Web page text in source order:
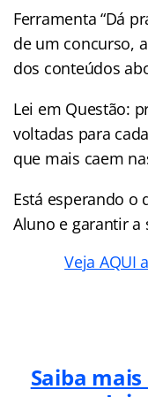
Ferramenta “Dá
de um concurso,
dos conteúdos
Lei em Questão:
voltadas para
que mais caem
Está esperando o
Aluno e garantir a
Veja AQUI
Saiba